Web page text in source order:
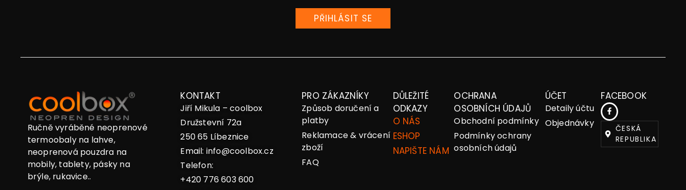
PŘIHLÁSIT SE
Ručně vyráběné neoprenové
termoobaly na lahve,
neoprenová pouzdra na
mobily, tablety, pásky na
brýle, rukavice..
KONTAKT
Jiří Mikula – coolbox
Družstevní 72a
250 65 Líbeznice
Email: info@coolbox.cz
Telefon:
+420 776 603 600
PRO ZÁKAZNÍKY
Způsob doručení a
platby
Reklamace & vrácení
zboží
FAQ
DŮLEŽITÉ
ODKAZY
O NÁS
ESHOP
NAPIŠTE NÁM
OCHRANA
OSOBNÍCH ÚDAJŮ
Obchodní podmínky
Podmínky ochrany
osobních údajů
ÚČET
Detaily účtu
Objednávky
FACEBOOK
ČESKÁ
REPUBLIKA